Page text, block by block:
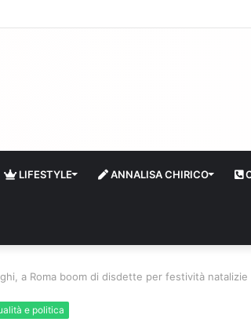
la crisi dell’economia russa
LIFESTYLE ANNALISA CHIRICO
a Roma boom di disdette per festività natalizie
e politica